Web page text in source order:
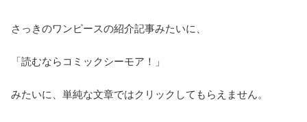
さっきのワンピースの紹介記事みたいに、
「読むならコミックシーモア！」
みたいに、単純な文章ではクリックしてもらえません。